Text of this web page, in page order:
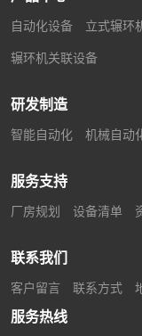
自动化设备 立式辗环
辗环机关联设备
研发制造
智能自动化 机械自动
服务支持
厂房规划 设备清单
联系我们
客户留言 联系方式
服务热线